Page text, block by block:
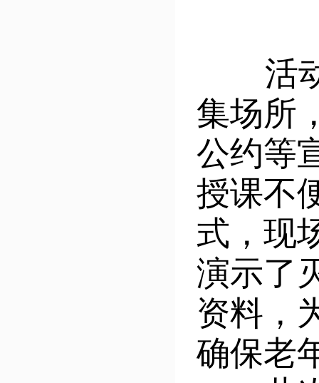
活动
集场所
公约等
授课不
式，现
演示了
资料，
确保老